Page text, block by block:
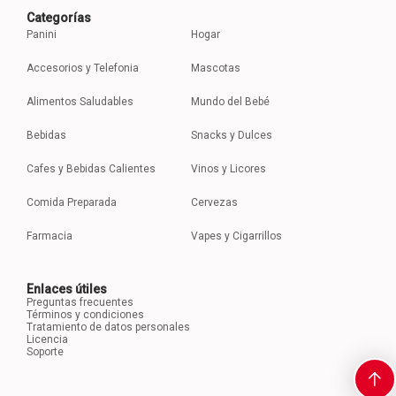
Categorías
Panini
Accesorios y Telefonia
Alimentos Saludables
Bebidas
Cafes y Bebidas Calientes
Comida Preparada
Farmacia
Hogar
Mascotas
Mundo del Bebé
Snacks y Dulces
Vinos y Licores
Cervezas
Vapes y Cigarrillos
Enlaces útiles
Preguntas frecuentes
Términos y condiciones
Tratamiento de datos personales
Licencia
Soporte